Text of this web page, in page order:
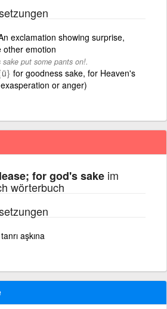
exclamation showing surprise,
other emotion
put some pants on!.
for goodness sake, for Heaven's
or anger)
for god's sake im
wörterbuch
tanrı aşkına